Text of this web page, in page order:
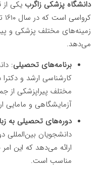
دانشگاه پزشکی زاگرب یکی از
زمینه‌های مختلف پزشکی و
می‌دهد.
برنامه‌های تحصیلی:
کارشناسی ارشد و
مختلف پیراپزشکی از
آزمایشگاهی و مامایی
دوره‌های تحصیلی به
دانشجویان بین‌المللی
ارائه می‌دهد که این
مناسب است.